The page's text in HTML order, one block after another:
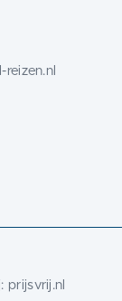
reizen.nl
prijsvrij.nl